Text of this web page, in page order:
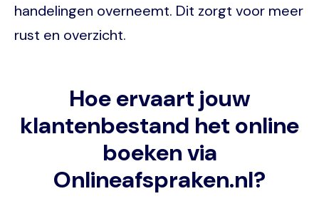
handelingen overneemt. Dit zorgt voor meer
rust en overzicht.
Hoe ervaart jouw
klantenbestand het online
boeken via
Onlineafspraken.nl?